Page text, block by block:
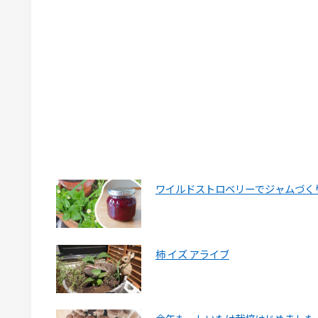
ワイルドストロベリーでジャムづく
柿 イズ アライブ